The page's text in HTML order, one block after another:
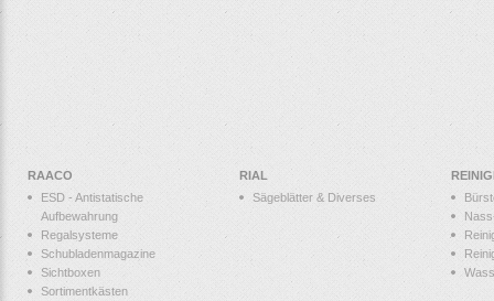
RAACO
ESD - Antistatische
Aufbewahrung
Regalsysteme
Schubladenmagazine
Sichtboxen
Sortimentkästen
RIAL
Sägeblätter & Diverses